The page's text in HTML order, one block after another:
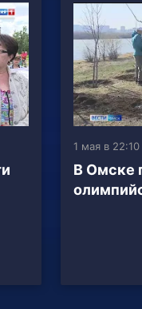
1 мая в 22:10
В Омске